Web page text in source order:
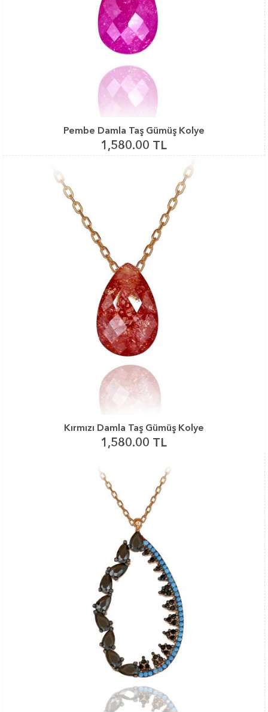
Pembe Damla Taş Gümüş Kolye
1,580.00 TL
Kırmızı Damla Taş Gümüş Kolye
1,580.00 TL